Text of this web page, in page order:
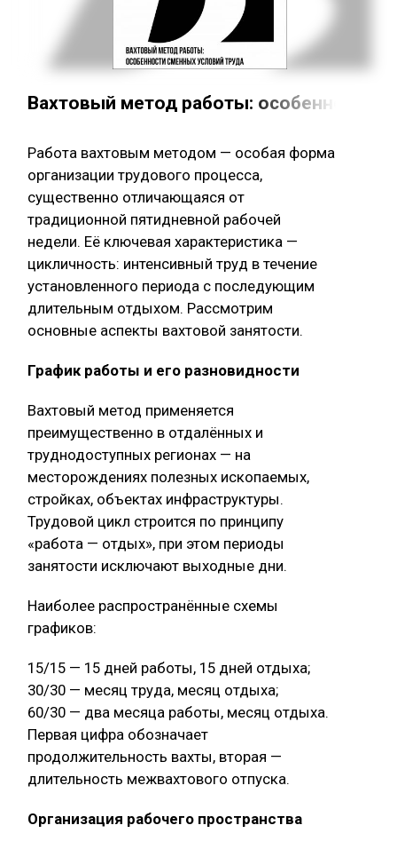
Вахтовый метод работы: особенности
Работа вахтовым методом — особая форма
организации трудового процесса,
существенно отличающаяся от
традиционной пятидневной рабочей
недели. Её ключевая характеристика —
цикличность: интенсивный труд в течение
установленного периода с последующим
длительным отдыхом. Рассмотрим
основные аспекты вахтовой занятости.
График работы и его разновидности
Вахтовый метод применяется
преимущественно в отдалённых и
труднодоступных регионах — на
месторождениях полезных ископаемых,
стройках, объектах инфраструктуры.
Трудовой цикл строится по принципу
«работа — отдых», при этом периоды
занятости исключают выходные дни.
Наиболее распространённые схемы
графиков:
15/15 — 15 дней работы, 15 дней отдыха;
30/30 — месяц труда, месяц отдыха;
60/30 — два месяца работы, месяц отдыха.
Первая цифра обозначает
продолжительность вахты, вторая —
длительность межвахтового отпуска.
Организация рабочего пространства